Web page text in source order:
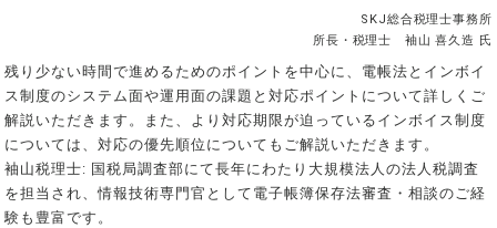
SKJ総合税理士事務所
所長・税理士 袖山 喜久造 氏
残り少ない時間で進めるためのポイントを中心に、電帳法とインボイ
ス制度のシステム面や運用面の課題と対応ポイントについて詳しくご
解説いただきます。また、より対応期限が迫っているインボイス制度
については、対応の優先順位についてもご解説いただきます。
袖山税理士: 国税局調査部にて長年にわたり大規模法人の法人税調査
を担当され、情報技術専門官として電子帳簿保存法審査・相談のご経
験も豊富です。